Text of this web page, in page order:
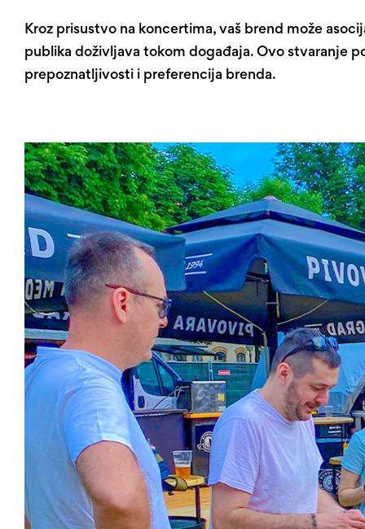
Kroz prisustvo na koncertima, vaš brend može
publika doživljava tokom događaja. Ovo stvaranje
prepoznatljivosti i preferencija brenda.